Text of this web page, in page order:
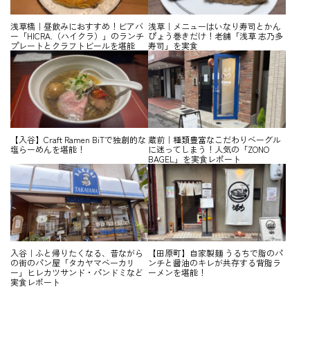
浅草橋｜昼飲みにおすすめ！ビアバ
ー「HICRA.（ハイクラ）」のランチ
プレートとクラフトビールを堪能
浅草｜メニューはいなり寿司とかん
ぴょう巻きだけ！老舗「浅草 志乃多
寿司」を実食
【入谷】Craft Ramen BiTで独創的な
塩らーめんを堪能！
蔵前｜種類豊富なこだわりベーグル
に迷ってしまう！人気の「ZONO
BAGEL」を実食レポート
入谷｜ふと帰りたくなる、昔ながら
の街のパン屋「タカヤマベーカリ
ー」ヒレカツサンド・パンドミなど
実食レポート
【田原町】自家製麺 うるちで脂のパ
ンチと醤油のキレが共存する背脂ラ
ーメンを堪能！